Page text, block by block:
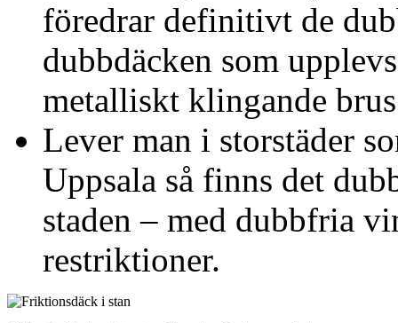
föredrar definitivt de
dubbdäcken som
metalliskt klingande
Lever man i storstäder
Uppsala så finns det
staden – med dubbfria
restriktioner.